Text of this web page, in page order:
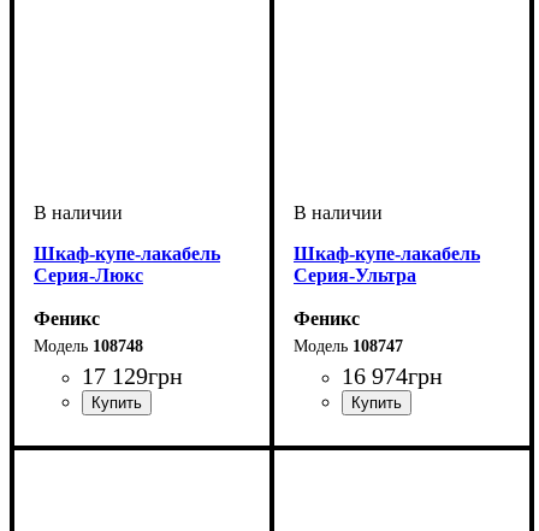
Шкаф-купе-лакабель
Серия-Люкс
Феникс
108748
17 129грн
Шкаф-купе-лакабель
Серия-Ультра
Феникс
108747
16 974грн